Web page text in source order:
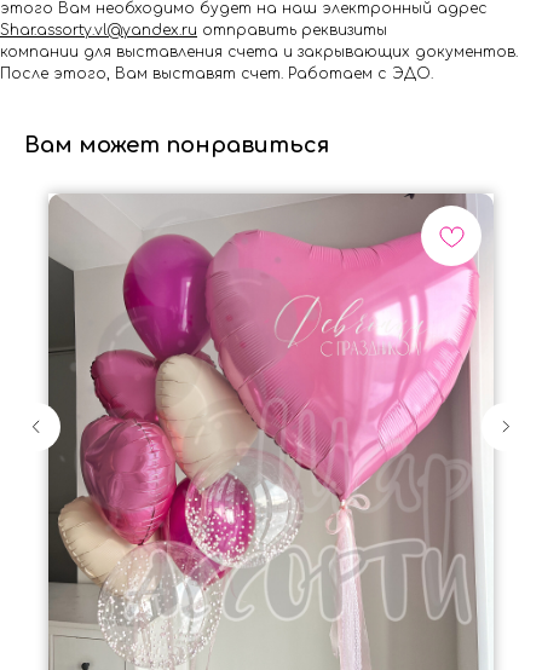
этого Вам необходимо будет на наш электронный адрес
Shar.assorty.vl@yandex.ru отправить реквизиты
компании для выставления счета и закрывающих документов.
После этого, Вам выставят счет. Работаем с ЭДО.
Вам может понравиться